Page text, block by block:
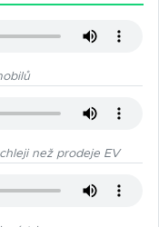
než prodeje EV